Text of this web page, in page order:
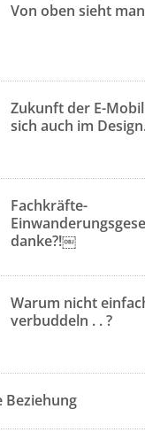
Von oben sieht
Zukunft der E-
sich auch im
Fachkräfte-
danke?!￼
Warum nicht
verbuddeln . . ?
Beziehung